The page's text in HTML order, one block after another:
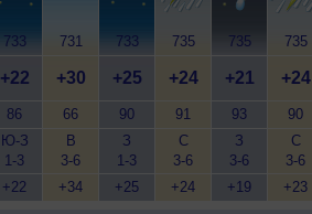
733
+22
86
Ю-З
1-3
+22
731
+30
66
В
3-6
+34
733
+25
90
З
1-3
+25
735
+24
91
С
3-6
+24
735
+21
93
З
3-6
+19
735
+24
90
С
3-6
+23